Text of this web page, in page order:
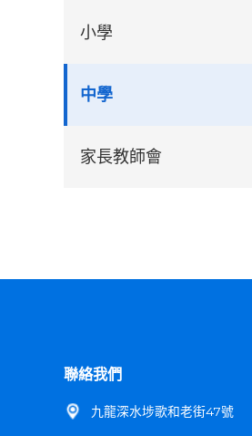
小學
中學
家長教師會
聯絡我們
九龍深水埗歌和老街47號